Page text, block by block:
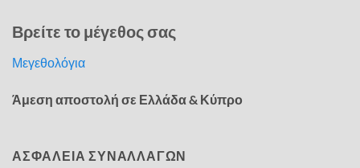
Βρείτε το μέγεθος σας
Μεγεθολόγια
Άμεση αποστολή σε Ελλάδα & Κύπρο
ΑΣΦΑΛΕΙΑ ΣΥΝΑΛΛΑΓΩΝ